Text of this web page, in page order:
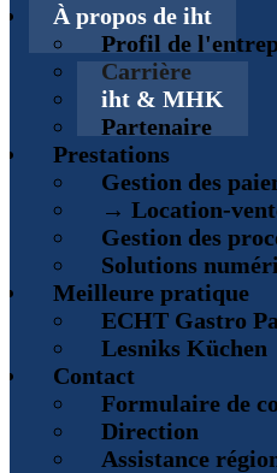
À propos de iht
Profil de
Carrière
iht & MHK
Partenaire
Prestations
Gestion des
→ Location-
Gestion des
Solutions
Meilleure pratique
ECHT Gastro
Lesniks Küchen
Contact
Formulaire de
Direction
Assistance